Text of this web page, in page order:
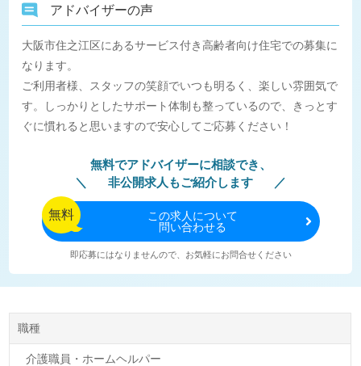
アドバイザーの声
大阪市住之江区にあるサービス付き高齢者向け住宅での募集に
なります。
ご利用者様、スタッフの笑顔でいつも明るく、楽しい雰囲気で
す。しっかりとしたサポート体制も整っているので、きっとす
ぐに慣れると思いますので安心してご応募ください！
無料でアドバイザーに相談でき、
非公開求人もご紹介します
無料 この求人について
問い合わせる
即応募にはなりませんので、お気軽にお問合せください
職種
介護職員・ホームヘルパー